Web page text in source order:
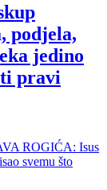
podjela,
jedino
pravi